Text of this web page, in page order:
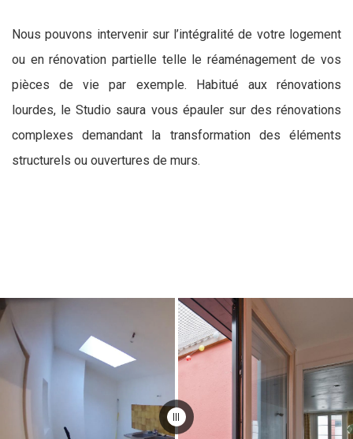
Nous pouvons intervenir sur l’intégralité de votre logement
ou en rénovation partielle telle le réaménagement de vos
pièces de vie par exemple. Habitué aux rénovations
lourdes, le Studio saura vous épauler sur des rénovations
complexes demandant la transformation des éléments
structurels ou ouvertures de murs.